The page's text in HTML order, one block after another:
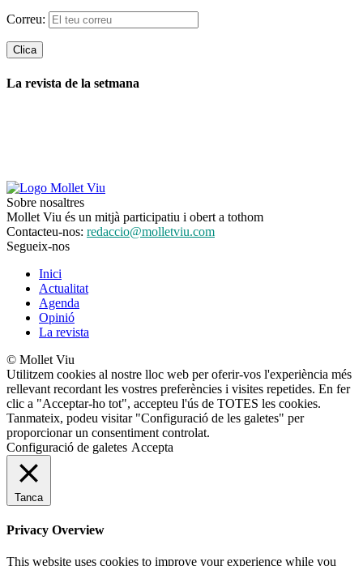
Correu:
La revista de la setmana
Sobre nosaltres
Mollet Viu és un mitjà participatiu i obert a tothom
Contacteu-nos: redaccio@molletviu.com
Segueix-nos
Inici
Actualitat
Agenda
Opinió
La revista
© Mollet Viu
Utilitzem cookies al nostre lloc web per oferir-vos l'experiència més
rellevant recordant les vostres preferències i visites repetides. En fer
clic a "Acceptar-ho tot", accepteu l'ús de TOTES les cookies.
Tanmateix, podeu visitar "Configuració de les galetes" per
proporcionar un consentiment controlat.
Configuració de galetes Accepta
Tanca
Privacy Overview
This website uses cookies to improve your experience while you